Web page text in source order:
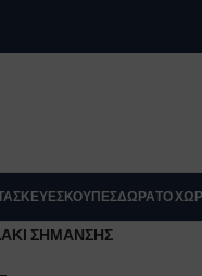
ΚΟΎΠΕΣΔΏΡΑΤΟ
ΣΗΜΑΝΣΗΣ